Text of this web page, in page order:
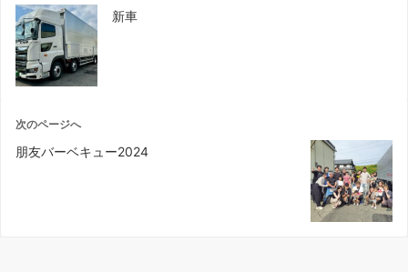
新車
次のページへ
朋友バーベキュー2024